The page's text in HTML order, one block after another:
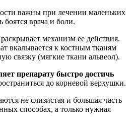
важны при лечении маленьких
боятся врача и боли.
механизм ее действия.
вкалывается к костным тканям
связку (мягкие ткани альвеол).
препарату быстро достичь
до корневой верхушки.
не слизистая и большая часть
способах, а только нужная